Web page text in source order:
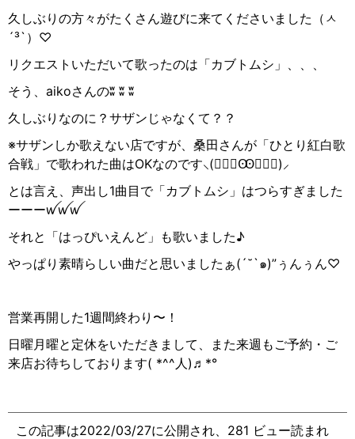
久しぶりの方々がたくさん遊びに来てくださいました（ ㅅ
´³` ） ♡
リクエストいただいて歌ったのは「カブトムシ」、、、
そう、 aikoさんのʬ ʬ ʬ
久しぶりなのに？サザンじゃなくて？？
※サザンしか歌えない店ですが、桑田さんが「ひとり紅白歌
合戦」で歌われた曲はOKなのです⸜ (๑Ꙭ๑) ⸝
とは言え、声出し1曲目で「カブトムシ」はつらすぎました
ーーーꪝꪝꪝ
それと「はっぴいえんど」も歌いました♪
やっぱり素晴らしい曲だと思いましたぁ(´˘`๑)” ぅんぅん♡
営業再開した1週間終わり〜！
日曜月曜と定休をいただきまして、また来週もご予約・ご
来店お待ちしております( *^^ 人 ) ♬ *°
この記事は2022/03/27に公開され、281 ビュー読まれ